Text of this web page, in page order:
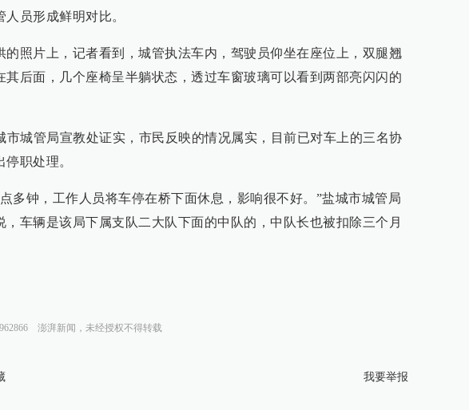
员形成鲜明对比。
的照片上，记者看到，城管执法车内，驾驶员仰坐在座位上，双腿翘
其后面，几个座椅呈半躺状态，透过车窗玻璃可以看到两部亮闪闪的
市城管局宣教处证实，市民反映的情况属实，目前已对车上的三名协
职处理。
多钟，工作人员将车停在桥下面休息，影响很不好。”盐城市城管局
，车辆是该局下属支队二大队下面的中队的，中队长也被扣除三个月
澎湃新闻，未经授权不得转载
我要举报